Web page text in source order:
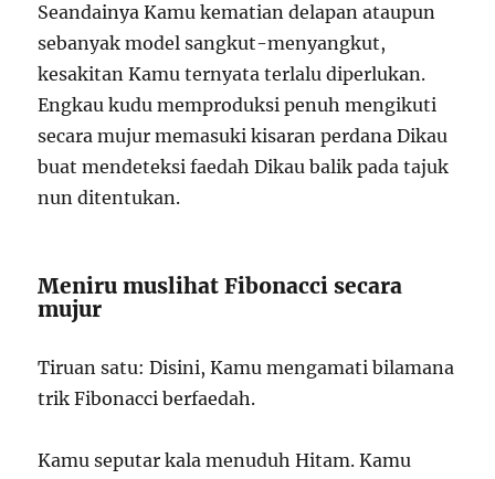
Seandainya Kamu kematian delapan ataupun
sebanyak model sangkut-menyangkut,
kesakitan Kamu ternyata terlalu diperlukan.
Engkau kudu memproduksi penuh mengikuti
secara mujur memasuki kisaran perdana Dikau
buat mendeteksi faedah Dikau balik pada tajuk
nun ditentukan.
Meniru muslihat Fibonacci secara
mujur
Tiruan satu: Disini, Kamu mengamati bilamana
trik Fibonacci berfaedah.
Kamu seputar kala menuduh Hitam. Kamu